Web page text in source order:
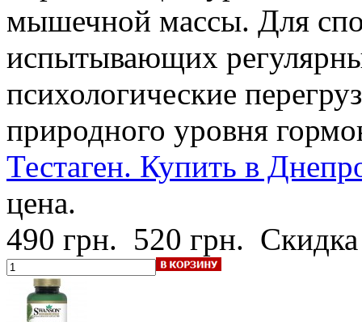
мышечной массы. Для
испытывающих
психологические
природного уровня
Тестаген. Купить в
цена.
490 грн. 520 грн.